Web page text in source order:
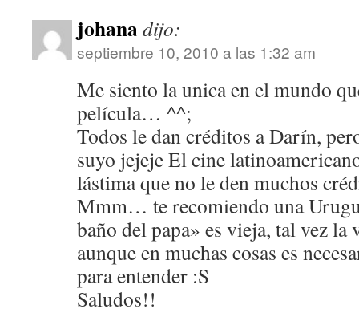
johanadijo:
septiembre 10, 2010 a las 1:32 am
Me siento la unica en el mundo
película… ^^;
Todos le dan créditos a Darín,
suyo jejeje El cine
lástima que no le den muchos
Mmm… te recomiendo una
baño del papa» es vieja, tal vez la
aunque en muchas cosas es
para entender :S
Saludos!!